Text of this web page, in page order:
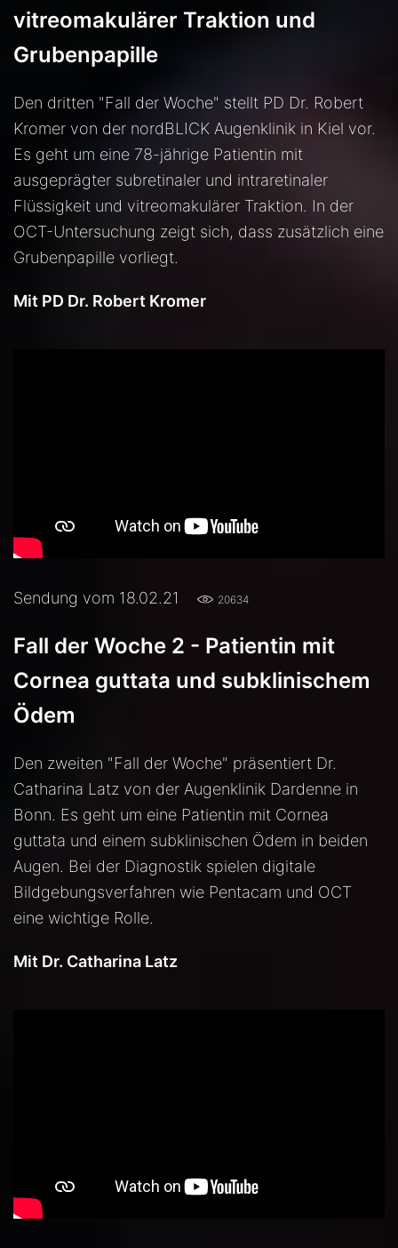
vitreomakulärer Traktion und
Grubenpapille
Den dritten "Fall der Woche" stellt PD Dr. Robert
Kromer von der nordBLICK Augenklinik in Kiel vor.
Es geht um eine 78-jährige Patientin mit
ausgeprägter subretinaler und intraretinaler
Flüssigkeit und vitreomakulärer Traktion. In der
OCT-Untersuchung zeigt sich, dass zusätzlich eine
Grubenpapille vorliegt.
Mit PD Dr. Robert Kromer
Sendung vom 18.02.21 20634
Fall der Woche 2 - Patientin mit
Cornea guttata und subklinischem
Ödem
Den zweiten "Fall der Woche" präsentiert Dr.
Catharina Latz von der Augenklinik Dardenne in
Bonn. Es geht um eine Patientin mit Cornea
guttata und einem subklinischen Ödem in beiden
Augen. Bei der Diagnostik spielen digitale
Bildgebungsverfahren wie Pentacam und OCT
eine wichtige Rolle.
Mit Dr. Catharina Latz